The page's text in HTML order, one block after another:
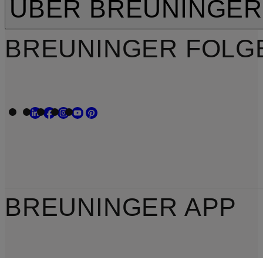
ÜBER BREUNINGER
BREUNINGER
BREUNINGER APP